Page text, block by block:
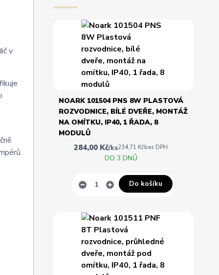
v
NOARK 101504 PNS 8W PLASTOVÁ
ROZVODNICE, BÍLÉ DVEŘE, MONTÁŽ
NA OMÍTKU, IP40, 1 ŘADA, 8
MODULŮ
284,00 Kč/ks234,71 Kčbez DPH
DO 3 DNŮ
Do košíku